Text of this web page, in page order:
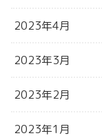
2023年4月
2023年3月
2023年2月
2023年1月